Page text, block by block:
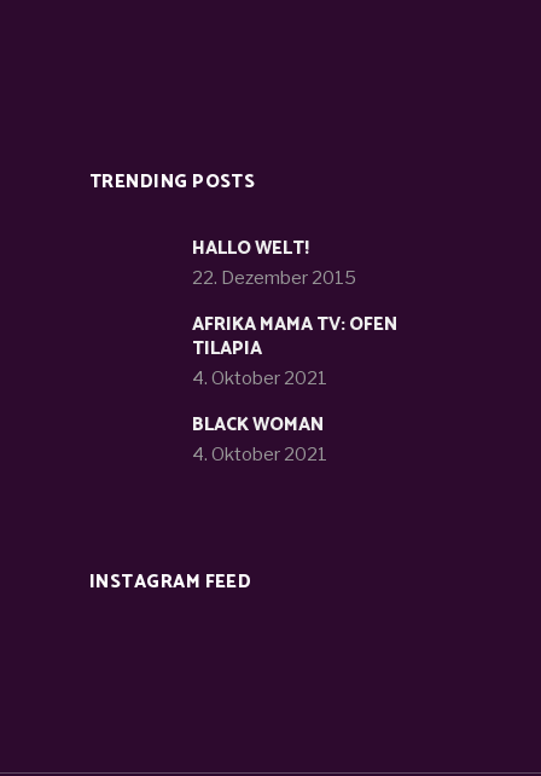
TRENDING POSTS
HALLO WELT!
22. Dezember 2015
AFRIKA MAMA TV: OFEN
TILAPIA
4. Oktober 2021
BLACK WOMAN
4. Oktober 2021
INSTAGRAM FEED